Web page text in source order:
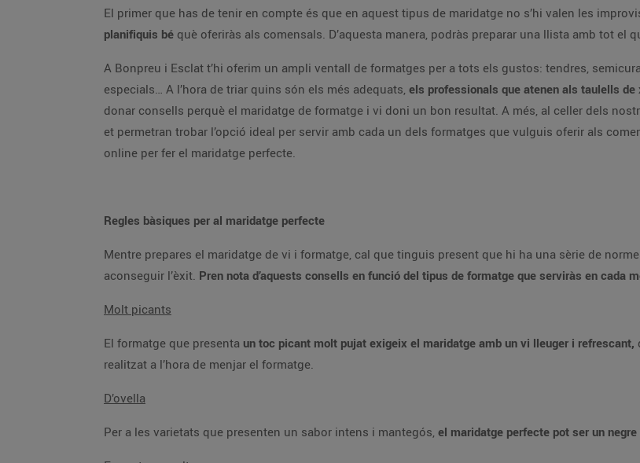
El primer que has de tenir en compte és que en aquest tipus de maridatge no s’hi valen les
planifiquis bé què oferiràs als comensals. D’aquesta manera, podràs preparar una llista amb tot
A Bonpreu i Esclat t’hi oferim un ampli ventall de formatges per a tots els gustos: tendres,
especials… A l’hora de triar quins són els més adequats, els professionals que atenen als taulells
donar consells perquè el maridatge de formatge i vi doni un bon resultat. A més, al celler dels
et permetran trobar l’opció ideal per servir amb cada un dels formatges que vulguis oferir als
online per fer el maridatge perfecte.
Regles bàsiques per al maridatge perfecte
Mentre prepares el maridatge de vi i formatge, cal que tinguis present que hi ha una sèrie de
aconseguir l’èxit. Pren nota d’aquests consells en funció del tipus de formatge que serviràs en cada
Molt picants
El formatge que presenta un toc picant molt pujat exigeix el maridatge amb un vi lleuger i refrescant,
realitzat a l’hora de menjar el formatge.
D’ovella
Per a les varietats que presenten un sabor intens i mantegós, el maridatge perfecte pot ser un